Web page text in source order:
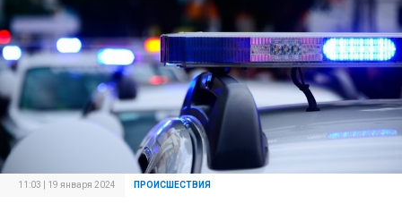
11:03 | 19 января 2024 ПРОИСШЕСТВИЯ